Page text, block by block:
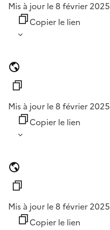
Mis à jour le 8 février 2025
Copier le lien
Mis à jour le 8 février 2025
Copier le lien
Mis à jour le 8 février 2025
Copier le lien